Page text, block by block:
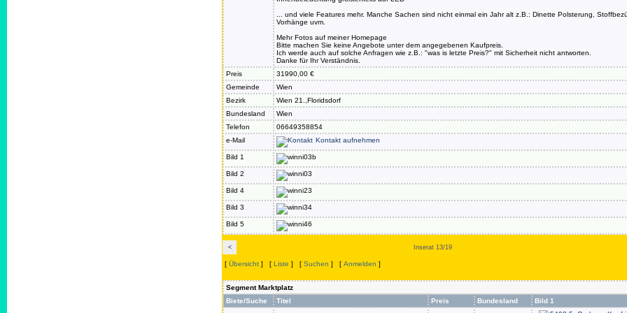
... und viele Features mehr. Manche Sachen sind nicht einmal ein Jahr alt z.B.: Dinette Polsterung,
Vorhänge uvm.
Mehr Fotos auf meiner Homepage
Bitte machen Sie keine Angebote unter dem angegebenen Kaufpreis.
Ich werde auch auf solche Anfragen wie z.B.: "was is letzte Preis?" mit Sicherheit nicht antworten.
Danke für Ihr Verständnis.
Preis
31990,00 €
Gemeinde
Wien
Bezirk
Wien 21.,Floridsdorf
Bundesland
Wien
Telefon
06649358854
e-Mail
Kontakt aufnehmen
Bild 1
Bild 2
Bild 4
Bild 3
Bild 5
< Inserat 13/19
[ Übersicht ] [ Liste ] [ Suchen ] [ Anmelden ]
Segment Marktplatz
Biete/Suche
Titel Preis Bundesland
Bild 1